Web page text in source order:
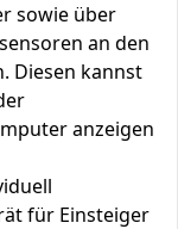
sowie über
an den
Diesen kannst
anzeigen
für Einsteiger